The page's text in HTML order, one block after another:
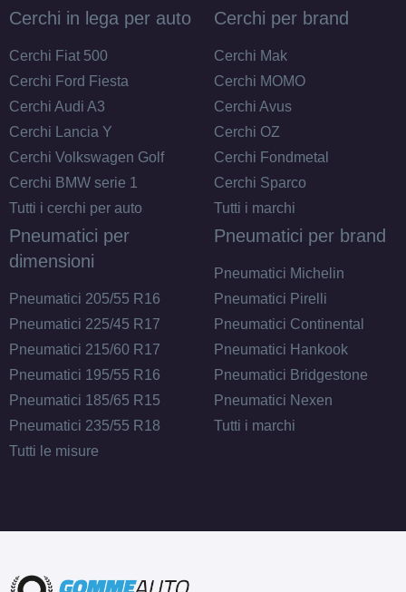
Disponibile
DEZENT Tn Black Mirror
4 fori 14" 5.5X14 ET42
4x100
Foro centrale: 54.1mm
Disponibile
4 fori 14" 5.5X14 ET45
4x100
Foro centrale: 54.1mm
Cerchi in lega per auto
Cerchi Fiat 500
Cerchi Ford Fiesta
Cerchi Audi A3
Cerchi Lancia Y
Cerchi Volkswagen Golf
Cerchi BMW serie 1
Tutti i cerchi per auto
Cerchi per brand
Cerchi Mak
Cerchi MOMO
Cerchi Avus
Cerchi OZ
Cerchi Fondmetal
Cerchi Sparco
Tutti i marchi
Pneumatici per
dimensioni
Pneumatici 205/55 R16
Pneumatici 225/45 R17
Pneumatici 215/60 R17
Pneumatici 195/55 R16
Pneumatici 185/65 R15
Pneumatici 235/55 R18
Tutti le misure
Pneumatici per brand
Pneumatici Michelin
Pneumatici Pirelli
Pneumatici Continental
Pneumatici Hankook
Pneumatici Bridgestone
Pneumatici Nexen
Tutti i marchi